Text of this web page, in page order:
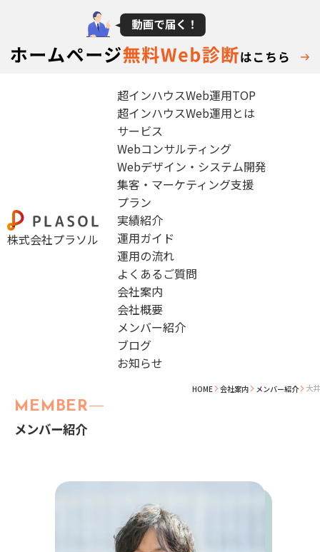
株式会社プラソル
超インハウスWeb運用TOP
超インハウスWeb運用とは
サービス
Webコンサルティング
Webデザイン・システム開発
集客・マーケティング支援
プラン
実績紹介
運用ガイド
運用の流れ
よくあるご質問
会社案内
会社概要
メンバー紹介
ブログ
お知らせ
HOME 会社案内 メンバー紹介 大井
MEMBER
メンバー紹介